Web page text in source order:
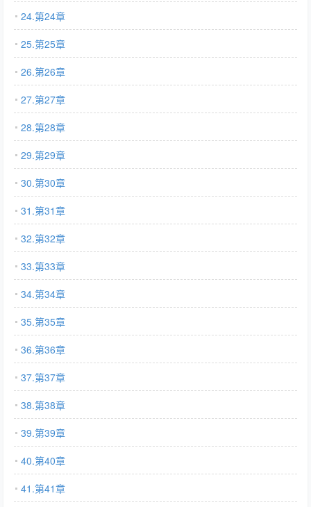
24.第24章
25.第25章
26.第26章
27.第27章
28.第28章
29.第29章
30.第30章
31.第31章
32.第32章
33.第33章
34.第34章
35.第35章
36.第36章
37.第37章
38.第38章
39.第39章
40.第40章
41.第41章